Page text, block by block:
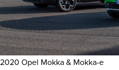
2020 Opel Mokka & Mokka-e